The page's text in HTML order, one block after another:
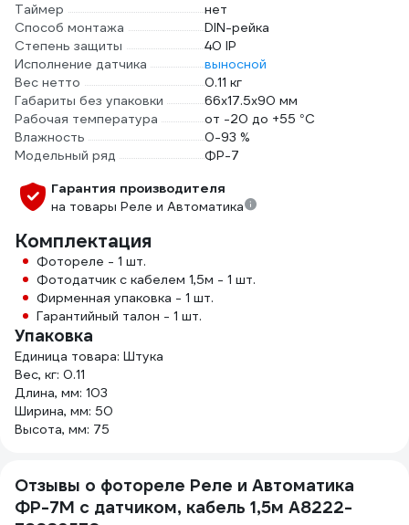
Таймер
нет
Способ монтажа
DIN-рейка
Степень защиты
40 IP
Исполнение датчика
выносной
Вес нетто
0.11 кг
Габариты без упаковки
66x17.5x90 мм
Рабочая температура
от -20 до +55 °С
Влажность
0-93 %
Модельный ряд
ФР-7
Гарантия производителя
на товары Реле и Автоматика
Комплектация
Фотореле - 1 шт.
Фотодатчик с кабелем 1,5м - 1 шт.
Фирменная упаковка - 1 шт.
Гарантийный талон - 1 шт.
Упаковка
Единица товара: Штука
Вес, кг: 0.11
Длина, мм: 103
Ширина, мм: 50
Высота, мм: 75
Отзывы о фотореле Реле и Автоматика
ФР-7М с датчиком, кабель 1,5м A8222-